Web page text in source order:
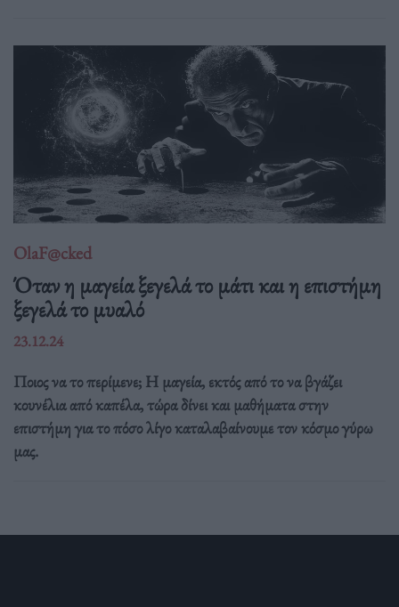
OlaF@cked
Όταν η μαγεία ξεγελά το μάτι και η επιστήμη
ξεγελά το μυαλό
23.12.24
Ποιος να το περίμενε; Η μαγεία, εκτός από το να βγάζει
κουνέλια από καπέλα, τώρα δίνει και μαθήματα στην
επιστήμη για το πόσο λίγο καταλαβαίνουμε τον κόσμο γύρω
μας.